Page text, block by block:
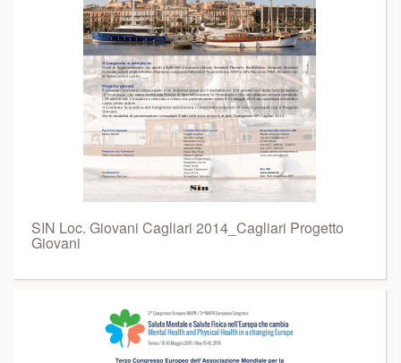
SIN Loc. Giovani Cagliari 2014_Cagliari Progetto
Giovani